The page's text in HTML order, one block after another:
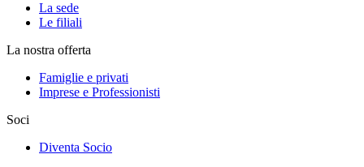
La sede
Le filiali
La nostra offerta
Famiglie e privati
Imprese e Professionisti
Soci
Diventa Socio